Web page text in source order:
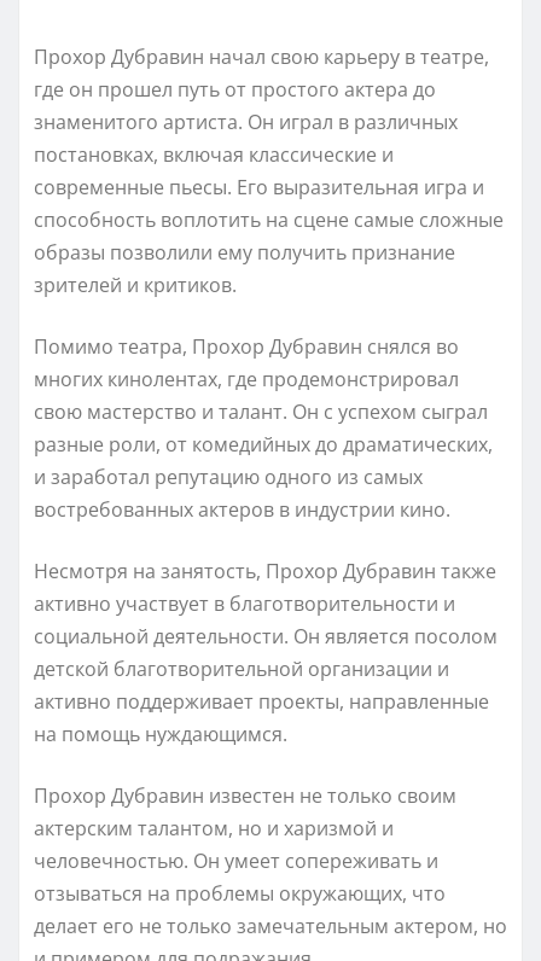
Прохор Дубравин начал свою карьеру в театре,
где он прошел путь от простого актера до
знаменитого артиста. Он играл в различных
постановках, включая классические и
современные пьесы. Его выразительная игра и
способность воплотить на сцене самые сложные
образы позволили ему получить признание
зрителей и критиков.
Помимо театра, Прохор Дубравин снялся во
многих кинолентах, где продемонстрировал
свою мастерство и талант. Он с успехом сыграл
разные роли, от комедийных до драматических,
и заработал репутацию одного из самых
востребованных актеров в индустрии кино.
Несмотря на занятость, Прохор Дубравин также
активно участвует в благотворительности и
социальной деятельности. Он является посолом
детской благотворительной организации и
активно поддерживает проекты, направленные
на помощь нуждающимся.
Прохор Дубравин известен не только своим
актерским талантом, но и харизмой и
человечностью. Он умеет сопереживать и
отзываться на проблемы окружающих, что
делает его не только замечательным актером, но